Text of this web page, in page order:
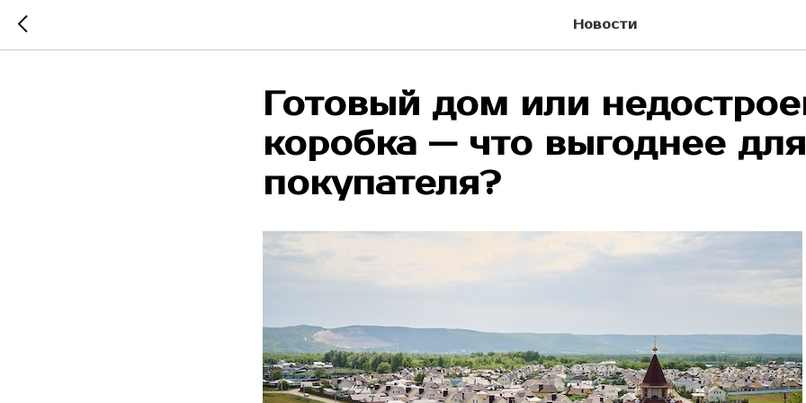
Новости
Готовый дом или
коробка — что выгоднее для
покупателя?